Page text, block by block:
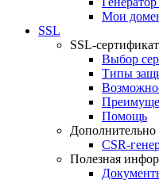
Мои
SSL
SSL-
Выбор
Типы
Помощь
Дополнительно
CSR-
Полезная